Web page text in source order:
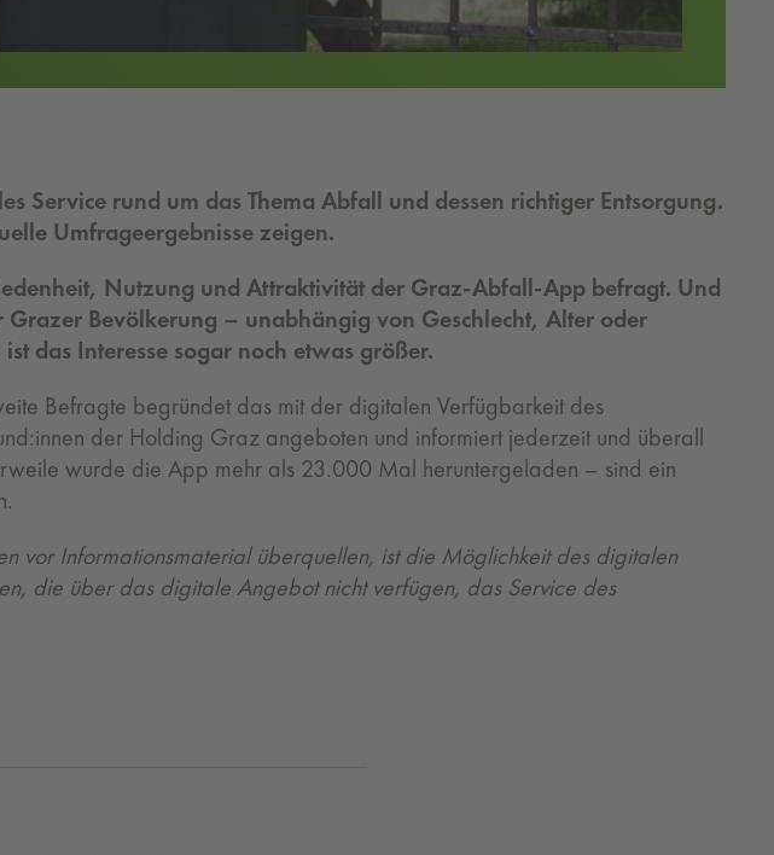
Service rund um das Thema Abfall und dessen richtiger Entsorgung.
Umfrageergebnisse zeigen.
Nutzung und Attraktivität der Graz-Abfall-App befragt. Und
Bevölkerung – unabhängig von Geschlecht, Alter oder
das Interesse sogar noch etwas größer.
Befragte begründet das mit der digitalen Verfügbarkeit des
der Holding Graz angeboten und informiert jederzeit und überall
wurde die App mehr als 23.000 Mal heruntergeladen – sind ein
vor Informationsmaterial überquellen, ist die Möglichkeit des digitalen
die über das digitale Angebot nicht verfügen, das Service des